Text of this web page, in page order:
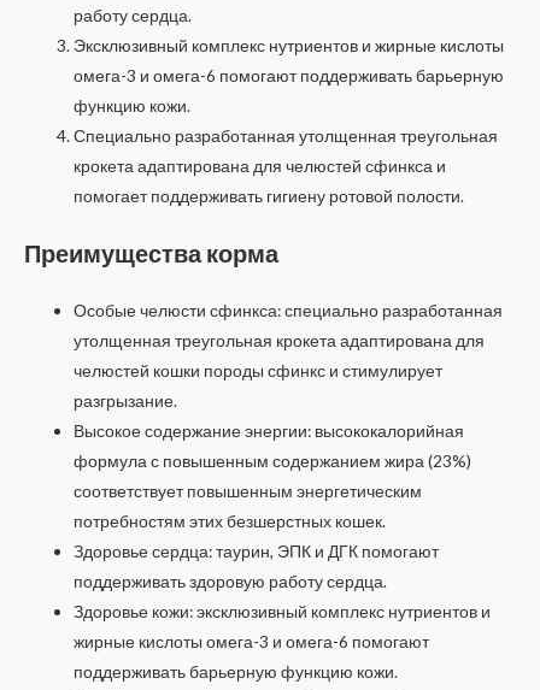
работу сердца.
Эксклюзивный комплекс нутриентов и жирные кислоты
омега-3 и омега-6 помогают поддерживать барьерную
функцию кожи.
Специально разработанная утолщенная треугольная
крокета адаптирована для челюстей сфинкса и
помогает поддерживать гигиену ротовой полости.
Преимущества корма
Особые челюсти сфинкса: специально разработанная
утолщенная треугольная крокета адаптирована для
челюстей кошки породы сфинкс и стимулирует
разгрызание.
Высокое содержание энергии: высококалорийная
формула с повышенным содержанием жира (23%)
соответствует повышенным энергетическим
потребностям этих безшерстных кошек.
Здоровье сердца: таурин, ЭПК и ДГК помогают
поддерживать здоровую работу сердца.
Здоровье кожи: эксклюзивный комплекс нутриентов и
жирные кислоты омега-3 и омега-6 помогают
поддерживать барьерную функцию кожи.